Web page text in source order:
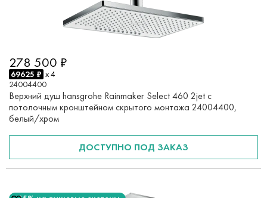
278 500 ₽
69625 ₽ x 4
24004400
Верхний душ hansgrohe Rainmaker Select 460 2jet с
потолочным кронштейном скрытого монтажа 24004400,
белый/хром
ДОСТУПНО ПОД ЗАКАЗ